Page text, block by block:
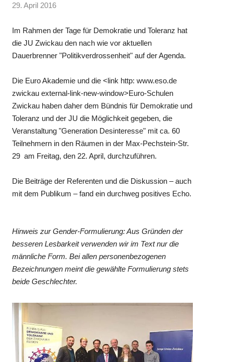
29. April 2016
Im Rahmen der Tage für Demokratie und Toleranz hat
die JU Zwickau den nach wie vor aktuellen
Dauerbrenner "Politikverdrossenheit" auf der Agenda.
Die Euro Akademie und die <link http: www.eso.de
zwickau external-link-new-window>Euro-Schulen
Zwickau haben daher dem Bündnis für Demokratie und
Toleranz und der JU die Möglichkeit gegeben, die
Veranstaltung "Generation Desinteresse" mit ca. 60
Teilnehmern in den Räumen in der Max-Pechstein-Str.
29 am Freitag, den 22. April, durchzuführen.
Die Beiträge der Referenten und die Diskussion – auch
mit dem Publikum – fand ein durchweg positives Echo.
Hinweis zur Gender-Formulierung: Aus Gründen der
besseren Lesbarkeit verwenden wir im Text nur die
männliche Form. Bei allen personenbezogenen
Bezeichnungen meint die gewählte Formulierung stets
beide Geschlechter.